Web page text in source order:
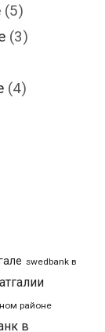
(5)
(3)
(4)
swedbank в
районе
в